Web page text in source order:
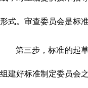
形式。审查委员会是标
第三步，标准的起
组建好标准制定委员会